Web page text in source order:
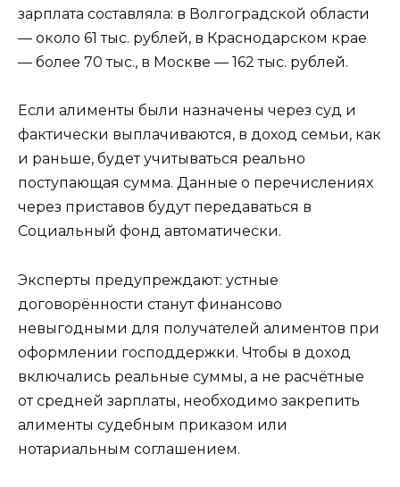
зарплата составляла: в Волгоградской области
— около 61 тыс. рублей, в Краснодарском крае
— более 70 тыс., в Москве — 162 тыс. рублей.
Если алименты были назначены через суд и
фактически выплачиваются, в доход семьи, как
и раньше, будет учитываться реально
поступающая сумма. Данные о перечислениях
через приставов будут передаваться в
Социальный фонд автоматически.
Эксперты предупреждают: устные
договорённости станут финансово
невыгодными для получателей алиментов при
оформлении господдержки. Чтобы в доход
включались реальные суммы, а не расчётные
от средней зарплаты, необходимо закрепить
алименты судебным приказом или
нотариальным соглашением.